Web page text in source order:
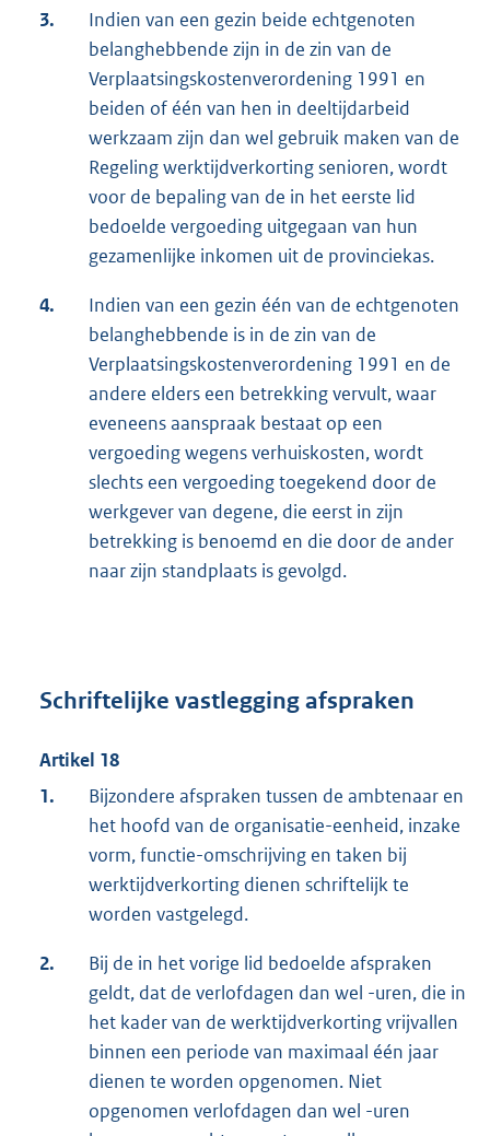
3.
Indien van een gezin beide echtgenoten
belanghebbende zijn in de zin van de
Verplaatsingskostenverordening 1991 en
beiden of één van hen in deeltijdarbeid
werkzaam zijn dan wel gebruik maken van de
Regeling werktijdverkorting senioren, wordt
voor de bepaling van de in het eerste lid
bedoelde vergoeding uitgegaan van hun
gezamenlijke inkomen uit de provinciekas.
4.
Indien van een gezin één van de echtgenoten
belanghebbende is in de zin van de
Verplaatsingskostenverordening 1991 en de
andere elders een betrekking vervult, waar
eveneens aanspraak bestaat op een
vergoeding wegens verhuiskosten, wordt
slechts een vergoeding toegekend door de
werkgever van degene, die eerst in zijn
betrekking is benoemd en die door de ander
naar zijn standplaats is gevolgd.
Schriftelijke vastlegging afspraken
Artikel 18
1.
Bijzondere afspraken tussen de ambtenaar en
het hoofd van de organisatie-eenheid, inzake
vorm, functie-omschrijving en taken bij
werktijdverkorting dienen schriftelijk te
worden vastgelegd.
2.
Bij de in het vorige lid bedoelde afspraken
geldt, dat de verlofdagen dan wel -uren, die in
het kader van de werktijdverkorting vrijvallen
binnen een periode van maximaal één jaar
dienen te worden opgenomen. Niet
opgenomen verlofdagen dan wel -uren